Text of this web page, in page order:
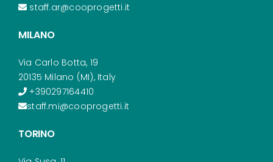
staff.ar@cooprogetti.it
MILANO
Via Carlo Botta, 19
20135 Milano (MI), Italy
+390297164410
staff.mi@cooprogetti.it
TORINO